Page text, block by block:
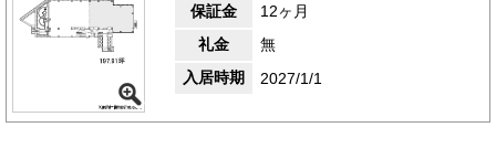
保証金
12ヶ月
礼金
無
入居時期
2027/1/1